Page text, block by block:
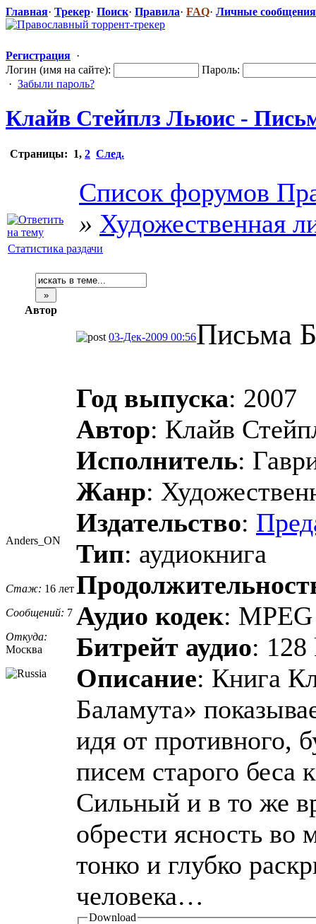
Главная· Трекер· Поиск· Правила· FAQ· Личные сообщения
Регистрация ·
Логин (имя на сайте):
Пароль:
· Забыли пароль?
Клайв Стейплз Льюис -
Страницы: 1, 2 След.
Список форумов
» Художественная
Статистика раздачи
Автор
Anders_ON
Стаж: 16 лет
Сообщений: 7
Откуда:
Москва
03-Дек-2009 00:56Письма
Год выпуска: 2007
Автор: Клайв
Исполнитель:
Жанр:
Издательство:
Тип: аудиокнига
Аудио кодек:
Битрейт аудио: 128
Описание: Книга
Баламута»
идя от противного,
писем старого беса
Сильный и в то же
обрести ясность
тонко и глубко
человека…
Download